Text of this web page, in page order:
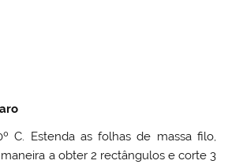
C. Estenda as folhas de massa filo,
a obter 2 rectângulos e corte 3